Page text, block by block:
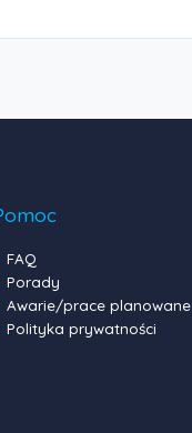
FAQ
Porady
Awarie/prace planowane
Polityka prywatności